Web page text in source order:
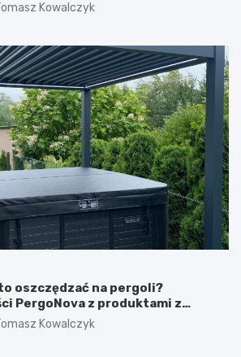
Kowalczyk
oszczędzać na pergoli?
PergoNova z produktami z
Kowalczyk